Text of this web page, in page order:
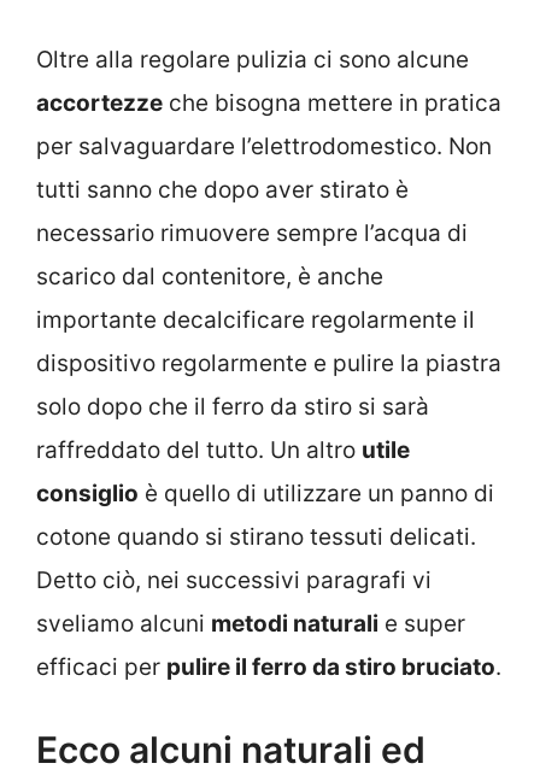
Oltre alla regolare pulizia ci sono alcune
accortezze che bisogna mettere in pratica
per salvaguardare l’elettrodomestico. Non
tutti sanno che dopo aver stirato è
necessario rimuovere sempre l’acqua di
scarico dal contenitore, è anche
importante decalcificare regolarmente il
dispositivo regolarmente e pulire la piastra
solo dopo che il ferro da stiro si sarà
raffreddato del tutto. Un altro utile
consiglio è quello di utilizzare un panno di
cotone quando si stirano tessuti delicati.
Detto ciò, nei successivi paragrafi vi
sveliamo alcuni metodi naturali e super
efficaci per pulire il ferro da stiro bruciato.
Ecco alcuni naturali ed